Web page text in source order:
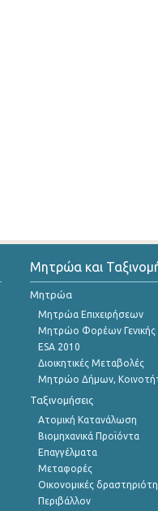
Μητρώα και
Μητρώα
Μητρώα Επιχειρήσεων
Μητρώο Φορέων Γενικής
ESA 2010
Διοικητικές Μεταβολές
Μητρώο Δήμων,
Ταξινομήσεις
Ατομική Κατανάλωση
Βιομηχανικά Προϊόντα
Επαγγέλματα
Μεταφορές
Οικονομικές
Περιβάλλον